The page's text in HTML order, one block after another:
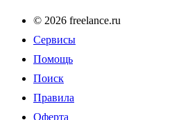
© 2026 freelance.ru
Сервисы
Помощь
Поиск
Правила
Оферта